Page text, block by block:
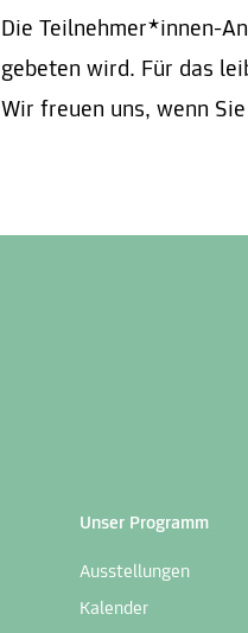
Die Teilnehmer*innen-
gebeten wird. Für das
Wir freuen uns, wenn
Unser Programm
Ausstellungen
Kalender